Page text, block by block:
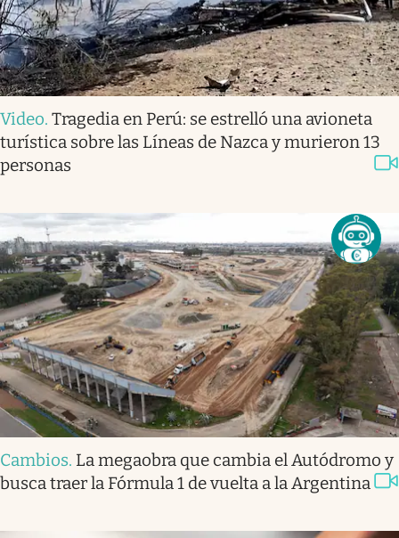
Video. Tragedia en Perú: se estrelló una avioneta
turística sobre las Líneas de Nazca y murieron 13
personas
Cambios. La megaobra que cambia el Autódromo y
busca traer la Fórmula 1 de vuelta a la Argentina